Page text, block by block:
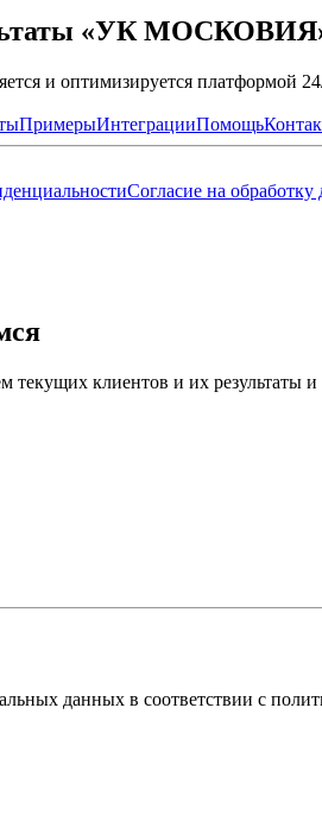
«УК
и оптимизируется платформой
ПримерыИнтеграцииПомощь
Согласие на
клиентов и их результаты и
данных в соответствии с